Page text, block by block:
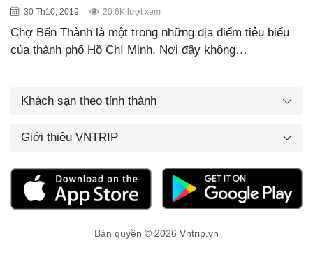
30 Th10, 2019 20.6K lượt xem
Chợ Bến Thành là một trong những địa điểm tiêu biểu
của thành phố Hồ Chí Minh. Nơi đây không…
Khách sạn theo tỉnh thành
Giới thiệu VNTRIP
Bản quyền © 2026 Vntrip.vn